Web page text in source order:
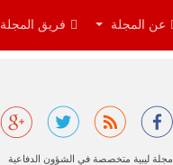
عن المجلة فريق المجلة
مجلة ليبية متخصصة في الشؤون الدفاعية